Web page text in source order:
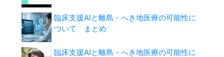
臨床支援AIと離島・へき地医療の可能性に
ついて まとめ
臨床支援AIと離島・へき地医療の可能性に